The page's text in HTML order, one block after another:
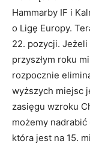
Hammarby IF i
o Ligę Europy.
22. pozycji.
przyszłym roku
rozpocznie
wyższych miejsc
zasięgu wzroku
możemy
która jest na 15.